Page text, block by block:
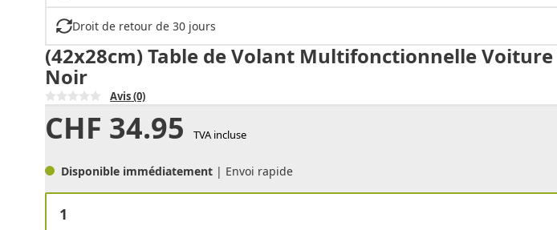
Droit de retour de 30 jours
(42x28cm) Table de Volant Multifonctionnelle
Noir
Avis(0)
CHF 34.95 TVA incluse
Disponible immédiatement | Envoi rapide